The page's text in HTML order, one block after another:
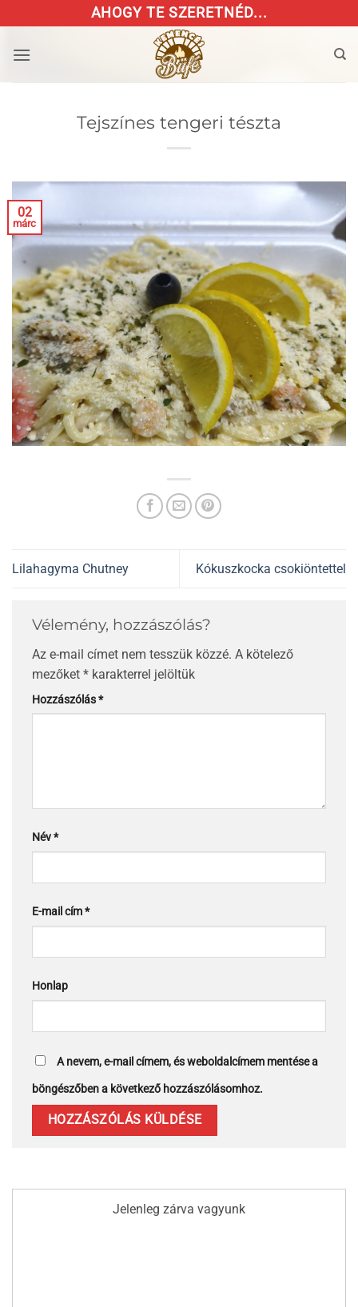
to
content
AHOGY TE SZERETNÉD...
Tejszínes tengeri tészta
02
márc
Lilahagyma Chutney Kókuszkocka csokiöntettel
Vélemény, hozzászólás?
Az e-mail címet nem tesszük közzé. A kötelező
mezőket * karakterrel jelöltük
Hozzászólás*
Név*
E-mail cím*
Honlap
A nevem, e-mail címem, és weboldalcímem mentése a
böngészőben a következő hozzászólásomhoz.
Jelenleg zárva vagyunk